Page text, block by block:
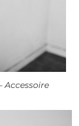
Accessoire